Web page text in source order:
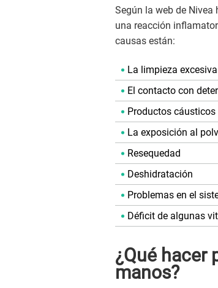
Según la web de
una reacción
causas están:
La limpieza
El contacto con
Productos
La exposición al
Resequedad
Deshidratación
Problemas en el
Déficit de algunas
¿Qué hacer
manos?